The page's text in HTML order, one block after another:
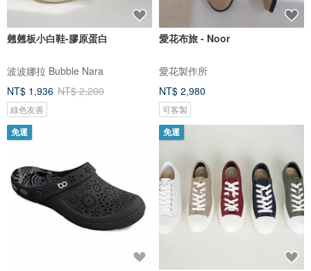
翹翹板小白鞋-膠原蛋白
波波娜拉 Bubble Nara
NT$ 1,936 NT$ 2,200
綠色友善
愛花布旅 - Noor
愛花製作所
NT$ 2,980
可客製
免運 免運